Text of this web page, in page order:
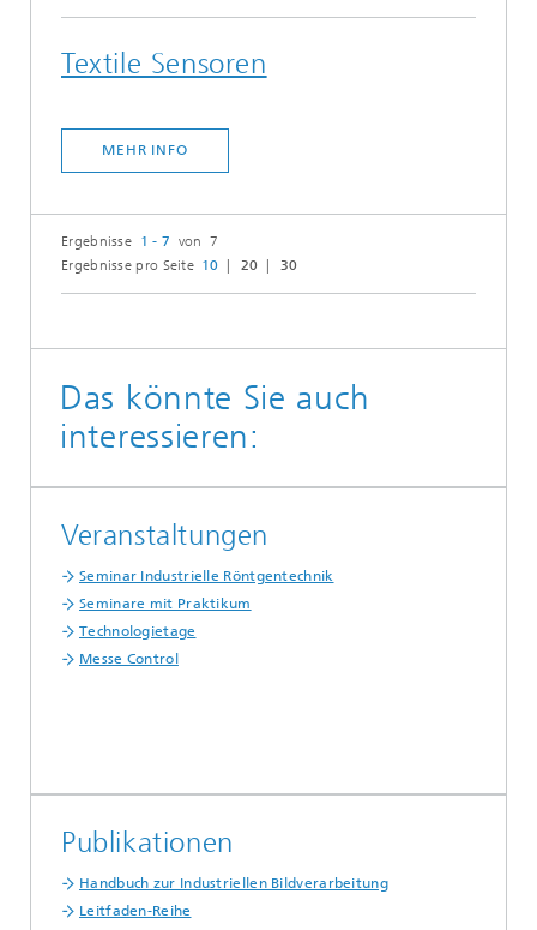
Textile Sensoren
MEHR INFO
Ergebnisse 1 - 7 von 7
Ergebnisse pro Seite 10 20 30
Das könnte Sie auch
interessieren:
Veranstaltungen
Seminar Industrielle Röntgentechnik
Seminare mit Praktikum
Technologietage
Messe Control
Publikationen
Handbuch zur Industriellen Bildverarbeitung
Leitfaden-Reihe